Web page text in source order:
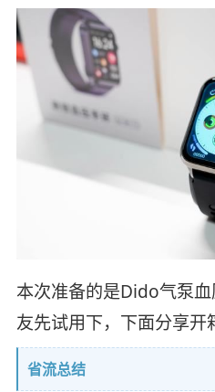
本次准备的是Dido气泵
友先试用下，下面分享开
省流总结